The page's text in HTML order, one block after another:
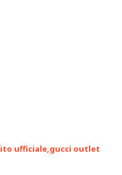
ufficiale,gucci outlet